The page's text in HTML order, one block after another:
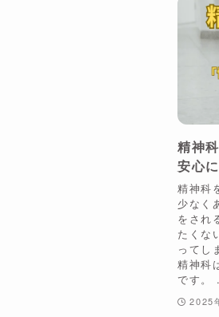
精神
安心
精神科
少なく
をされ
たくな
ってし
精神科
です。
2025